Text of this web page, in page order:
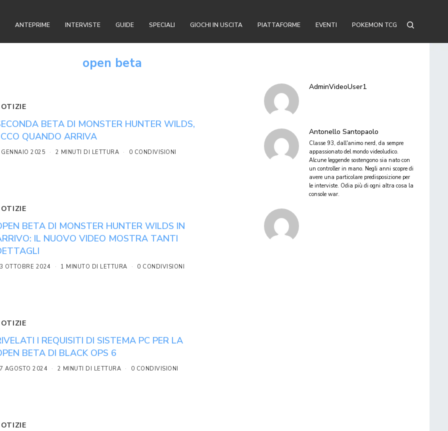
ANTEPRIME INTERVISTE GUIDE SPECIALI GIOCHI IN USCITA PIATTAFORME EVENTI POKEMON TCG
open beta
BETA DI MONSTER HUNTER WILDS,
QUANDO ARRIVA
2025 2 MINUTI DI LETTURA 0 CONDIVISIONI
BETA DI MONSTER HUNTER WILDS IN
IL NUOVO VIDEO MOSTRA TANTI
OTTOBRE 2024 1 MINUTO DI LETTURA 0 CONDIVISIONI
I REQUISITI DI SISTEMA PC PER LA
BETA DI BLACK OPS 6
AGOSTO 2024 2 MINUTI DI LETTURA 0 CONDIVISIONI
AdminVideoUser1
Antonello Santopaolo
Classe 93, dall'animo nerd, da sempre
appassionato del mondo videoludico.
Alcune leggende sostengono sia nato con
un controller in mano. Negli anni scopre di
avere una particolare predisposizione per
le interviste. Odia più di ogni altra cosa la
console war.